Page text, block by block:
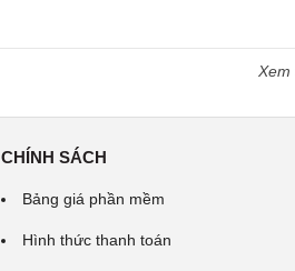
Xem
CHÍNH SÁCH
Bảng giá phần mềm
Hình thức thanh toán